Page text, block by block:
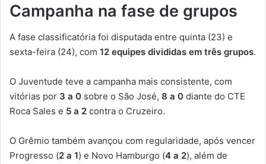
Campanha na fase de grupos
A fase classificatória foi disputada entre quinta (23) e
sexta-feira (24), com 12 equipes divididas em três grupos.
O Juventude teve a campanha mais consistente, com
vitórias por 3 a 0 sobre o São José, 8 a 0 diante do CTE
Roca Sales e 5 a 2 contra o Cruzeiro.
O Grêmio também avançou com regularidade, após vencer
Progresso (2 a 1) e Novo Hamburgo (4 a 2), além de